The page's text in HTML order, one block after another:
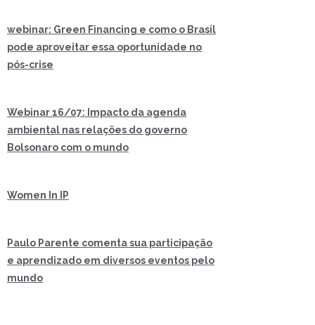
webinar: Green Financing e como o Brasil
pode aproveitar essa oportunidade no
pós-crise
Webinar 16/07: Impacto da agenda
ambiental nas relações do governo
Bolsonaro com o mundo
Women In IP
Paulo Parente comenta sua participação
e aprendizado em diversos eventos pelo
mundo